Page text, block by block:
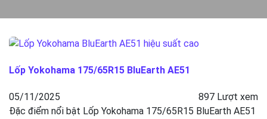
Lốp Yokohama 175/65R15 BluEarth AE51
05/11/2025
897 Lượt xem
Đặc điểm nổi bật Lốp Yokohama 175/65R15 BluEarth AE51